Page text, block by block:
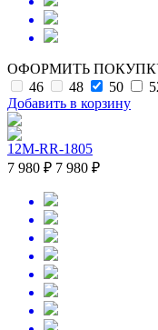
ОФОРМИТЬ
46
48 50
Добавить в корзину
12M-RR-1805
7 980 ₽ 7 980 ₽